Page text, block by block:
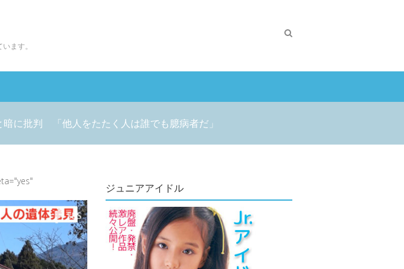
ます。
に批判 「他人をたたく人は誰でも臆病者だ」
ジュニアアイドル